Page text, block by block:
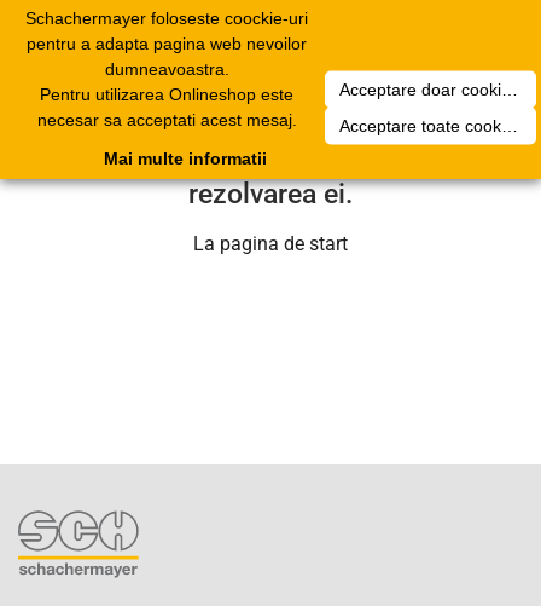
Schachermayer foloseste coockie-uri
pentru a adapta pagina web nevoilor
dumneavoastra.
Pentru utilizarea Onlineshop este
necesar sa acceptati acest mesaj.
Acceptare doar cookierurile necesare
Acceptare toate cookieurilor
Mai multe informatii
navigation
Din pacate a aparut o problema
tehnica. Echipa noastra se va ocupa de
rezolvarea ei.
La pagina de start